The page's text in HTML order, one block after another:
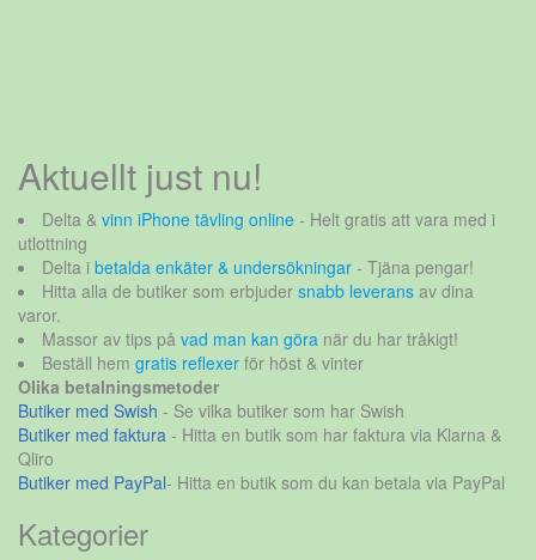
Aktuellt just nu!
Delta & vinn iPhone tävling online - Helt gratis att vara med i
utlottning
Delta i betalda enkäter & undersökningar - Tjäna pengar!
Hitta alla de butiker som erbjuder snabb leverans av dina
varor.
Massor av tips på vad man kan göra när du har tråkigt!
Beställ hem gratis reflexer för höst & vinter
Olika betalningsmetoder
Butiker med Swish - Se vilka butiker som har Swish
Butiker med faktura - Hitta en butik som har faktura via Klarna &
Qliro
Butiker med PayPal- Hitta en butik som du kan betala via PayPal
Kategorier